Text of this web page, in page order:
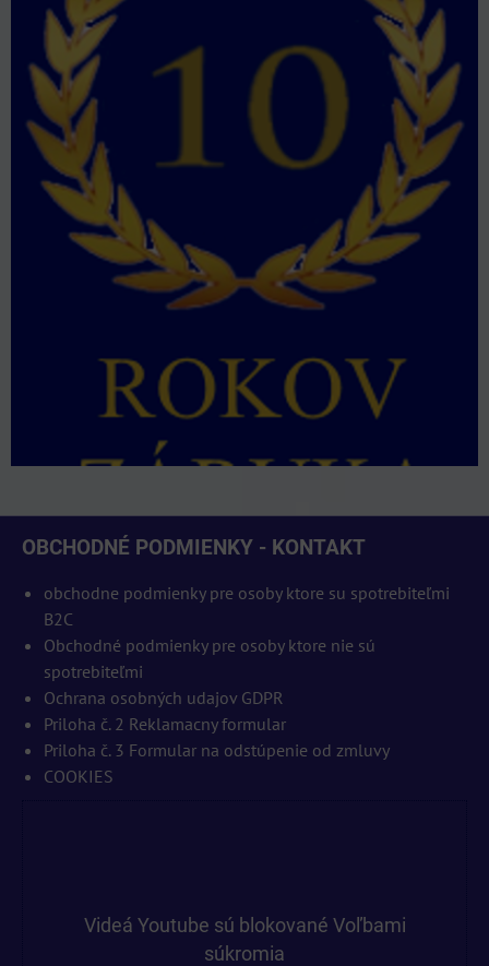
OBCHODNÉ PODMIENKY - KONTAKT
obchodne podmienky pre osoby ktore su spotrebiteľmi
B2C
Obchodné podmienky pre osoby ktore nie sú
spotrebiteľmi
Ochrana osobných udajov GDPR
Priloha č. 2 Reklamacny formular
Priloha č. 3 Formular na odstúpenie od zmluvy
COOKIES
Videá Youtube sú blokované Voľbami
súkromia